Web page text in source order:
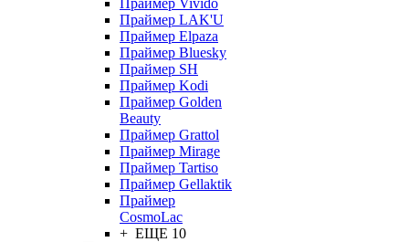
Праймер Vivido
Праймер LAK'U
Праймер Elpaza
Праймер Bluesky
Праймер SH
Праймер Kodi
Праймер Golden
Beauty
Праймер Grattol
Праймер Mirage
Праймер Tartiso
Праймер Gellaktik
Праймер
CosmoLac
+ ЕЩЕ 10